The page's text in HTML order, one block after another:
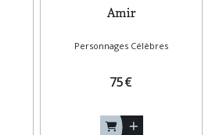
Amir
Personnages Célèbres
75€